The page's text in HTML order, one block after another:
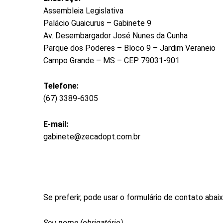
Assembleia Legislativa
Palácio Guaicurus – Gabinete 9
Av. Desembargador José Nunes da Cunha
Parque dos Poderes – Bloco 9 – Jardim Veraneio
Campo Grande – MS – CEP 79031-901
Telefone:
(67) 3389-6305
E-mail:
gabinete@zecadopt.com.br
Se preferir, pode usar o formulário de contato